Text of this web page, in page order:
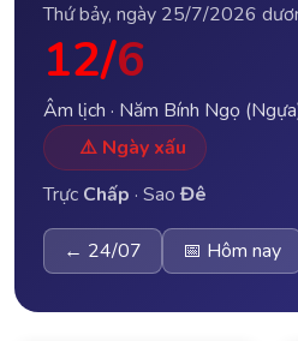
Thứ bảy, ngày 25/7/2026
12/6
Âm lịch · Năm Bính Ngọ
⚠️ Ngày xấu
Trực Chấp · SaoĐê
← 24/07 📅 Hôm nay